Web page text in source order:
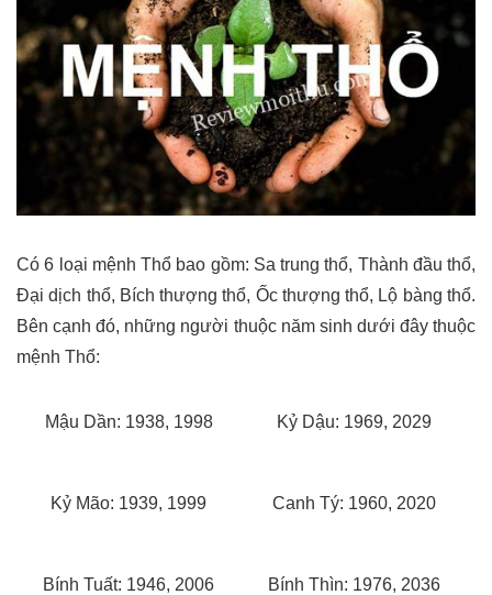
Có 6 loại mệnh Thổ bao gồm: Sa trung thổ, Thành đầu thổ,
Đại dịch thổ, Bích thượng thổ, Ốc thượng thổ, Lộ bàng thổ.
Bên cạnh đó, những người thuộc năm sinh dưới đây thuộc
mệnh Thổ:
Mậu Dần: 1938, 1998 Kỷ Dậu: 1969, 2029
Kỷ Mão: 1939, 1999 Canh Tý: 1960, 2020
Bính Tuất: 1946, 2006 Bính Thìn: 1976, 2036